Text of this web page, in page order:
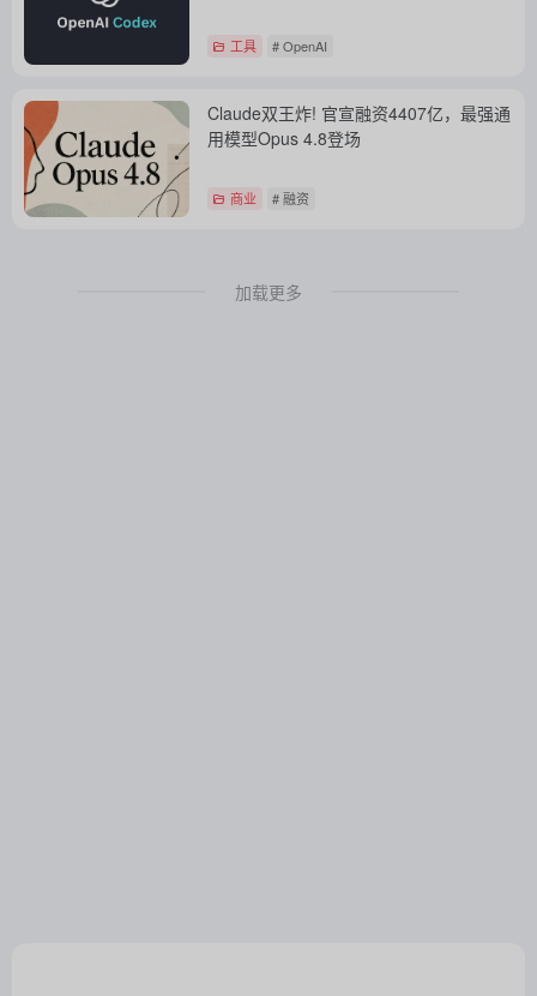
工具 # OpenAI
Claude双王炸! 官宣融资4407亿，最强通
用模型Opus 4.8登场
商业 # 融资
加载更多